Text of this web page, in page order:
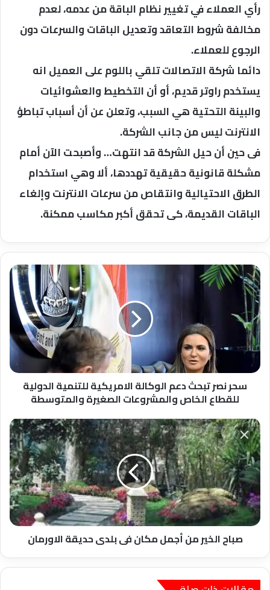
رأي العملاء في تغيير نظام الباقة من عدمه، لعدم
مخالفة شروط التعاقد وتعديل الباقات والسرعات دون
الرجوع للعملاء.
دائما شركة الاتصالات تلقي باللوم على العميل انه
يستخدم راوتر قديم، أو أن التخطيط والعشوائيات
والبينة التحتية هي السبب، وتعلن عن أن أسباب تباطؤ
الانترنت ليس من جانب الشركة.
فى حين أن حيل الشركة قد انتهت… وأصبحت الآن أمام
مشكلة قانونية حقيقية تهددها، ألا وهي استخدام
الطرق الاحتيالية وانتقاص من سرعات الانترنت وإلغاء
الباقات القديمة، كى تحقق أكبر مكاسب ممكنة.
سحر
نصر
تبحث
دعم
الوكالة
الامريكية
للتنمية
الدولية
للقطاع
الخاص
والمشروعات
والمتوسطة
سحر نصر تبحث دعم الوكالة الامريكية للتنمية الدولية
للقطاع الخاص والمشروعات الصغيرة والمتوسطة
صباح
الخير
من
أجمل
مكان
فى
بلدى
حديقة
الاورمان
صباح الخير من أجمل مكان فى بلدى حديقة الاورمان